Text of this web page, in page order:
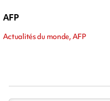
AFP
Actualités du monde, AFP